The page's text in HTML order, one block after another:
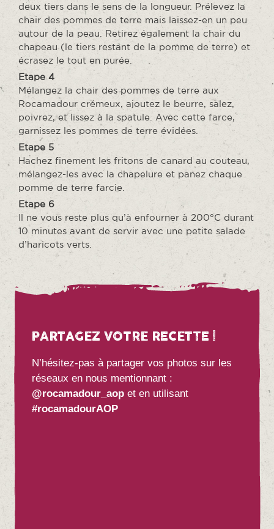
deux tiers dans le sens de la longueur. Prélevez la
chair des pommes de terre mais laissez-en un peu
autour de la peau. Retirez également la chair du
chapeau (le tiers restant de la pomme de terre) et
écrasez le tout en purée.
Etape 4
Mélangez la chair des pommes de terre aux
Rocamadour crémeux, ajoutez le beurre, salez,
poivrez, et lissez à la spatule. Avec cette farce,
garnissez les pommes de terre évidées.
Etape 5
Hachez finement les fritons de canard au couteau,
mélangez-les avec la chapelure et panez chaque
pomme de terre farcie.
Etape 6
Il ne vous reste plus qu’à enfourner à 200°C durant
10 minutes avant de servir avec une petite salade
d’haricots verts.
PARTAGEZ VOTRE RECETTE !
N’hésitez-pas à partager vos photos sur les
réseaux en nous mentionnant :
@rocamadour_aop et en utilisant
#rocamadourAOP